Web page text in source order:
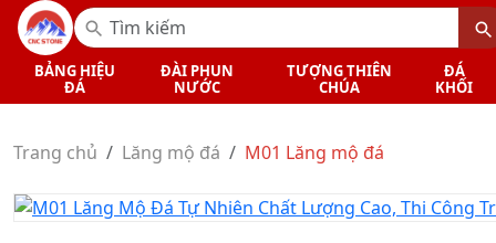
BẢNG HIỆU
ĐÁ
ĐÀI PHUN
NƯỚC
TƯỢNG THIÊN
CHÚA
ĐÁ
KHỐI
Trang chủ Lăng mộ đá M01 Lăng mộ đá